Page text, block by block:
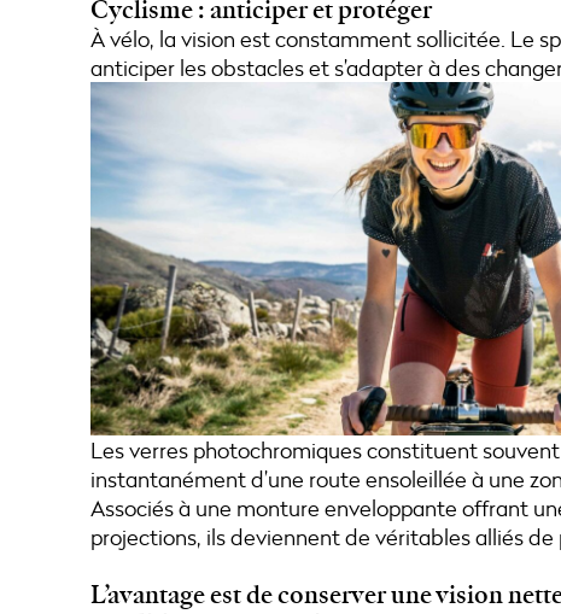
Cyclisme : anticiper et protéger
À vélo, la vision est constamment sollicitée. Le
anticiper les obstacles et s’adapter à des
Les verres photochromiques constituent
instantanément d’une route ensoleillée à une
Associés à une monture enveloppante offrant
projections, ils deviennent de véritables alliés
L’avantage est de conserver une vision